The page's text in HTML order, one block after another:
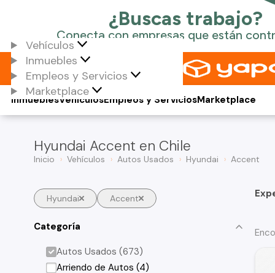
Vehículos
Inmuebles
Empleos y Servicios
Marketplace
Vehículos
Inmuebles Empleos y ServiciosMarketplace
Hyundai Accent en Chile
Inicio Vehículos Autos Usados Hyundai Accent
Hyundai Accent
Categoría
Autos Usados (673)
Arriendo de Autos (4)